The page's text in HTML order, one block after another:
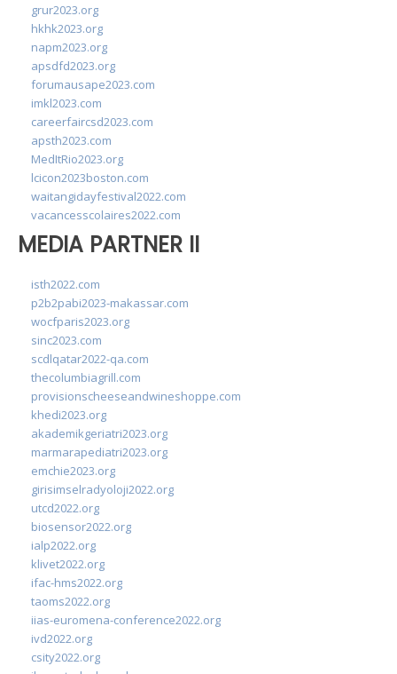
grur2023.org
hkhk2023.org
napm2023.org
apsdfd2023.org
forumausape2023.com
imkl2023.com
careerfaircsd2023.com
apsth2023.com
MedItRio2023.org
lcicon2023boston.com
waitangidayfestival2022.com
vacancesscolaires2022.com
MEDIA PARTNER II
isth2022.com
p2b2pabi2023-makassar.com
wocfparis2023.org
sinc2023.com
scdlqatar2022-qa.com
thecolumbiagrill.com
provisionscheeseandwineshoppe.com
khedi2023.org
akademikgeriatri2023.org
marmarapediatri2023.org
emchie2023.org
girisimselradyoloji2022.org
utcd2022.org
biosensor2022.org
ialp2022.org
klivet2022.org
ifac-hms2022.org
taoms2022.org
iias-euromena-conference2022.org
ivd2022.org
csity2022.org